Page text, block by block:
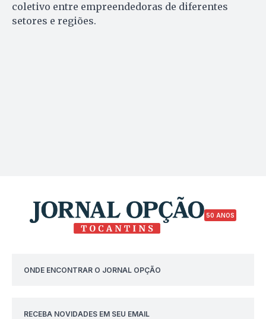
coletivo entre empreendedoras de diferentes
setores e regiões.
50 ANOS
ONDE ENCONTRAR O JORNAL OPÇÃO
RECEBA NOVIDADES EM SEU EMAIL